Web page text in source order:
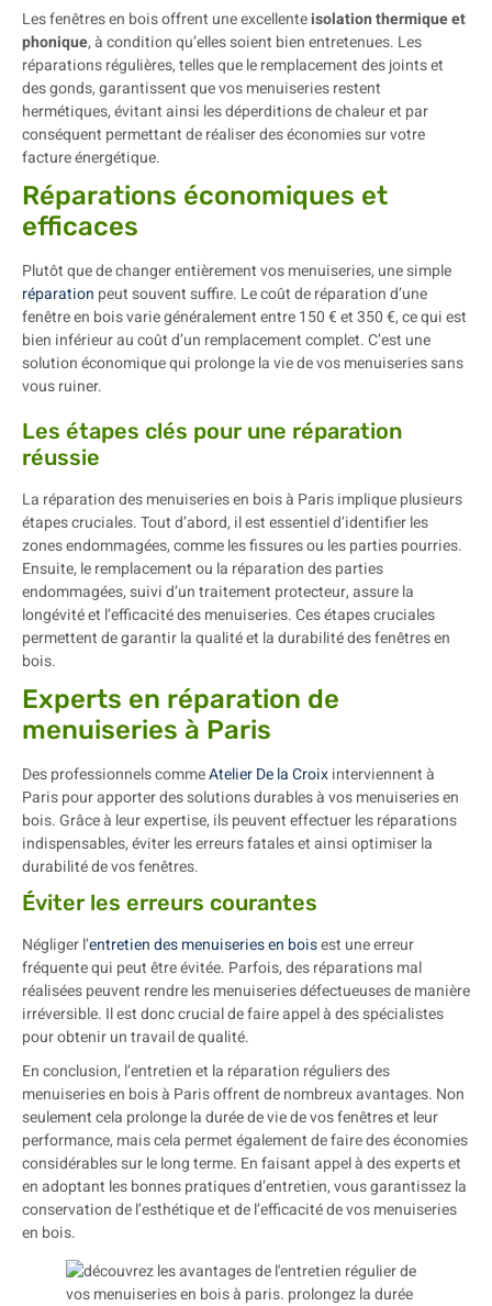
Les fenêtres en bois offrent une excellenteisolation thermique et
phonique, à condition qu’elles soient bien entretenues. Les
réparations régulières, telles que le remplacement des joints et
des gonds, garantissent que vos menuiseries restent
hermétiques, évitant ainsi les déperditions de chaleur et par
conséquent permettant de réaliser des économies sur votre
facture énergétique.
Réparations économiques et
efficaces
Plutôt que de changer entièrement vos menuiseries, une simple
réparation peut souvent suffire. Le coût de réparation d’une
fenêtre en bois varie généralement entre 150 € et 350 €, ce qui est
bien inférieur au coût d’un remplacement complet. C’est une
solution économique qui prolonge la vie de vos menuiseries sans
vous ruiner.
Les étapes clés pour une réparation
réussie
La réparation des menuiseries en bois à Paris implique plusieurs
étapes cruciales. Tout d’abord, il est essentiel d’identifier les
zones endommagées, comme les fissures ou les parties pourries.
Ensuite, le remplacement ou la réparation des parties
endommagées, suivi d’un traitement protecteur, assure la
longévité et l’efficacité des menuiseries. Ces étapes cruciales
permettent de garantir la qualité et la durabilité des fenêtres en
bois.
Experts en réparation de
menuiseries à Paris
Des professionnels commeAtelier De la Croixinterviennent à
Paris pour apporter des solutions durables à vos menuiseries en
bois. Grâce à leur expertise, ils peuvent effectuer les réparations
indispensables, éviter les erreurs fatales et ainsi optimiser la
durabilité de vos fenêtres.
Éviter les erreurs courantes
Négliger l’entretien des menuiseries en boisest une erreur
fréquente qui peut être évitée. Parfois, des réparations mal
réalisées peuvent rendre les menuiseries défectueuses de manière
irréversible. Il est donc crucial de faire appel à des spécialistes
pour obtenir un travail de qualité.
En conclusion, l’entretien et la réparation réguliers des
menuiseries en bois à Paris offrent de nombreux avantages. Non
seulement cela prolonge la durée de vie de vos fenêtres et leur
performance, mais cela permet également de faire des économies
considérables sur le long terme. En faisant appel à des experts et
en adoptant les bonnes pratiques d’entretien, vous garantissez la
conservation de l’esthétique et de l’efficacité de vos menuiseries
en bois.